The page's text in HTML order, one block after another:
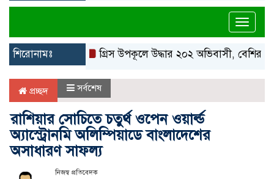
শিরোনামঃ গ্রিস উপকূলে উদ্ধার ২০২ অভিবাসী, বেশিরভাগই
প্রচ্ছদ সর্বশেষ
রাশিয়ার সোচিতে চতুর্থ ওপেন ওয়ার্ল্ড
অ্যাস্ট্রোনমি অলিম্পিয়াডে বাংলাদেশের
অসাধারণ সাফল্য
নিজস্ব প্রতিবেদক